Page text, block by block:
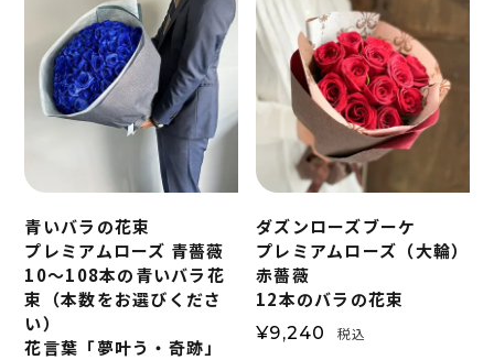
青いバラの花束
プレミアムローズ 青薔薇
10～108本の青いバラ花
束（本数をお選びくださ
い）
花言葉「夢叶う・奇跡」
ダズンローズブーケ
プレミアムローズ（大輪）
赤薔薇
12本のバラの花束
¥9,240 税込